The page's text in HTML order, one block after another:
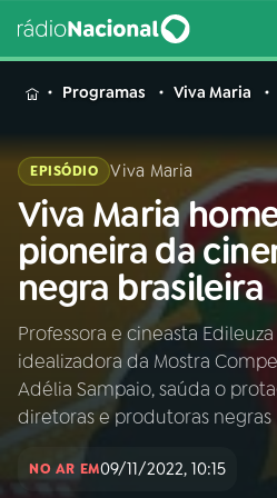
MENU
Buscar
na
Rádio
Nacional
Buscar
AO VIVO
01 INÍCIO
02A RÁDIO
Programas Viva Maria
EPISÓDIO Viva Maria
Viva Maria
pioneira da
negra brasileira
Professora e cineasta
idealizadora da Mostra
Adélia Sampaio, saúda o
diretoras e produtoras negras
NO AR EM09/11/2022, 10:15